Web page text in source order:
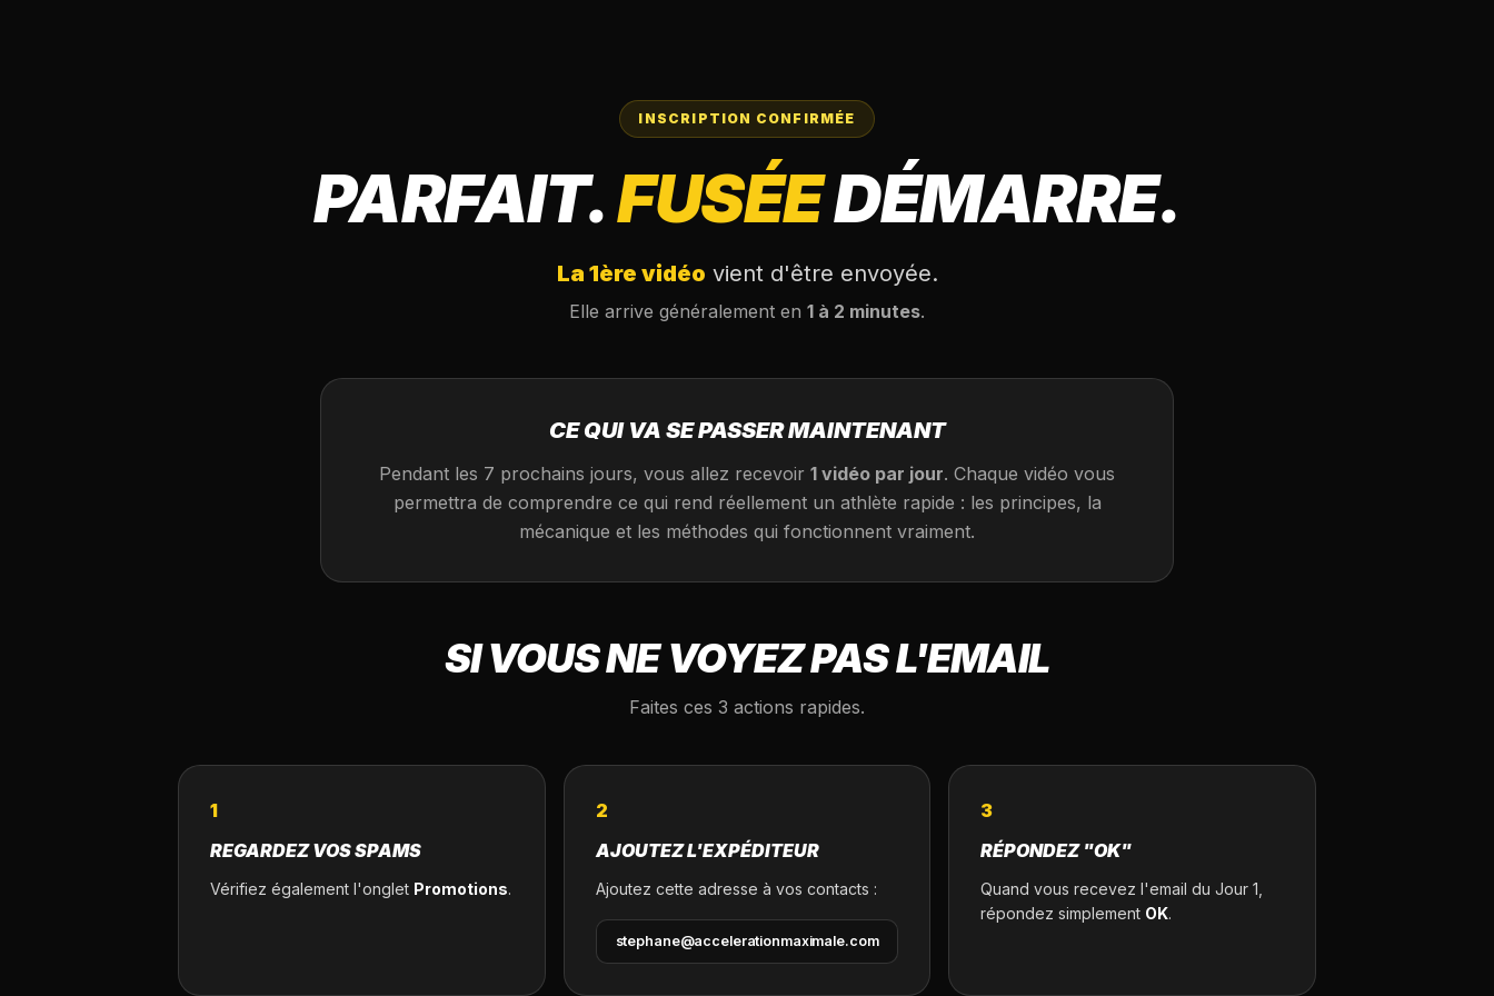
INSCRIPTION CONFIRMÉE
PARFAIT.FUSÉEDÉMARRE.
La 1ère vidéo vient d'être envoyée.
Elle arrive généralement en 1 à 2 minutes.
CE QUI VA SE PASSER MAINTENANT
Pendant les 7 prochains jours, vous allez recevoir 1 vidéo par jour. Chaque vidéo vous
permettra de comprendre ce qui rend réellement un athlète rapide : les principes, la
mécanique et les méthodes qui fonctionnent vraiment.
SI VOUS NE VOYEZ PAS L'EMAIL
Faites ces 3 actions rapides.
1
REGARDEZ VOS SPAMS
Vérifiez également l'onglet Promotions.
2
AJOUTEZ L'EXPÉDITEUR
Ajoutez cette adresse à vos contacts :
stephane@accelerationmaximale.com
3
RÉPONDEZ "OK"
Quand vous recevez l'email du Jour 1,
répondez simplement OK.